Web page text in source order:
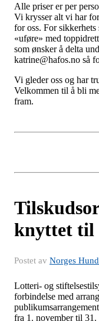
Alle priser er per
Vi krysser alt vi har
for oss. For
«uføre» med
som ønsker å delta
katrine@hafos.no så
Vi gleder oss og har
Velkommen til å bli
fram.
knyttet til
Postet av Norges
Lotteri- og
forbindelse med
fra 1. november til 31.